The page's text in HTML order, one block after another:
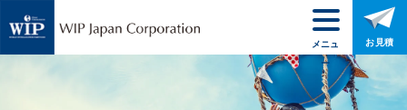
メニュ
ー
お見積